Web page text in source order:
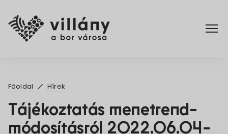
Elérhetőségek
Hírek
Főoldal Hírek
Tájékoztatás menetrend-
módosításról 2022.06.04-